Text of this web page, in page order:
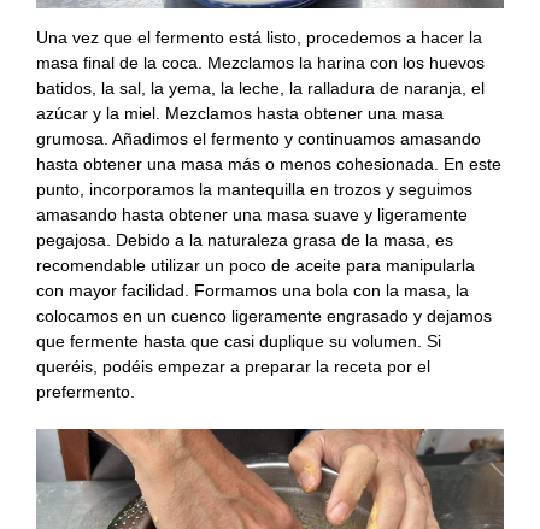
Una vez que el fermento está listo, procedemos a hacer la
masa final de la coca. Mezclamos la harina con los huevos
batidos, la sal, la yema, la leche, la ralladura de naranja, el
azúcar y la miel. Mezclamos hasta obtener una masa
grumosa. Añadimos el fermento y continuamos amasando
hasta obtener una masa más o menos cohesionada. En este
punto, incorporamos la mantequilla en trozos y seguimos
amasando hasta obtener una masa suave y ligeramente
pegajosa. Debido a la naturaleza grasa de la masa, es
recomendable utilizar un poco de aceite para manipularla
con mayor facilidad. Formamos una bola con la masa, la
colocamos en un cuenco ligeramente engrasado y dejamos
que fermente hasta que casi duplique su volumen. Si
queréis, podéis empezar a preparar la receta por el
prefermento.